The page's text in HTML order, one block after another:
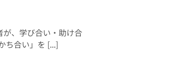
、学び合い・助け合
ち合い」を [...]